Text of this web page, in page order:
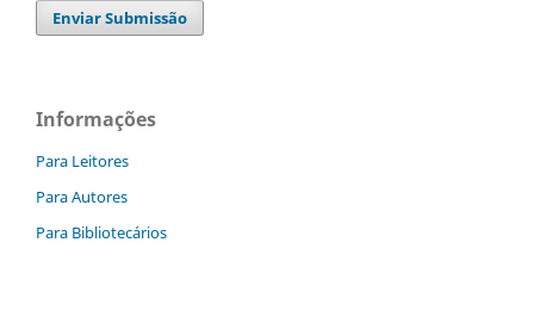
Enviar Submissão
Informações
Para Leitores
Para Autores
Para Bibliotecários